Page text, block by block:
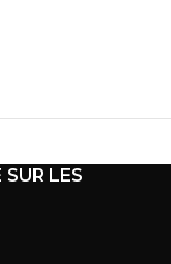
LES